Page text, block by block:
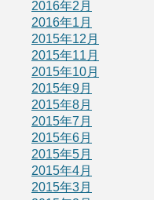
2016年2月
2016年1月
2015年12月
2015年11月
2015年10月
2015年9月
2015年8月
2015年7月
2015年6月
2015年5月
2015年4月
2015年3月